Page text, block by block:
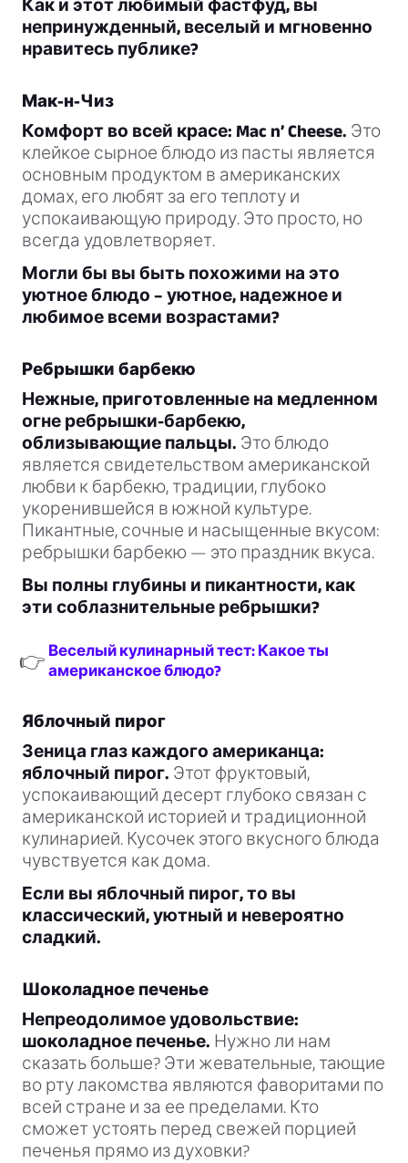
Как и этот любимый фастфуд, вы
непринужденный, веселый и мгновенно
нравитесь публике?
Мак-н-Чиз
Комфорт во всей красе: Mac n’ Cheese. Это
клейкое сырное блюдо из пасты является
основным продуктом в американских
домах, его любят за его теплоту и
успокаивающую природу. Это просто, но
всегда удовлетворяет.
Могли бы вы быть похожими на это
уютное блюдо – уютное, надежное и
любимое всеми возрастами?
Ребрышки барбекю
Нежные, приготовленные на медленном
огне ребрышки-барбекю,
облизывающие пальцы. Это блюдо
является свидетельством американской
любви к барбекю, традиции, глубоко
укоренившейся в южной культуре.
Пикантные, сочные и насыщенные вкусом:
ребрышки барбекю — это праздник вкуса.
Вы полны глубины и пикантности, как
эти соблазнительные ребрышки?
👉 Веселый кулинарный тест: Какое ты
американское блюдо?
Яблочный пирог
Зеница глаз каждого американца:
яблочный пирог. Этот фруктовый,
успокаивающий десерт глубоко связан с
американской историей и традиционной
кулинарией. Кусочек этого вкусного блюда
чувствуется как дома.
Если вы яблочный пирог, то вы
классический, уютный и невероятно
сладкий.
Шоколадное печенье
Непреодолимое удовольствие:
шоколадное печенье. Нужно ли нам
сказать больше? Эти жевательные, тающие
во рту лакомства являются фаворитами по
всей стране и за ее пределами. Кто
сможет устоять перед свежей порцией
печенья прямо из духовки?